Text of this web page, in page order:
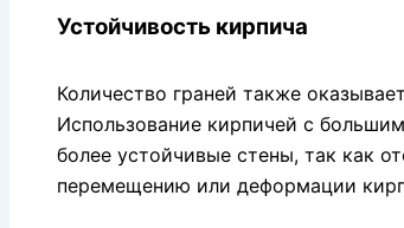
Устойчивость кирпича
Количество граней также
Использование кирпичей с
более устойчивые стены, так как
перемещению или деформации